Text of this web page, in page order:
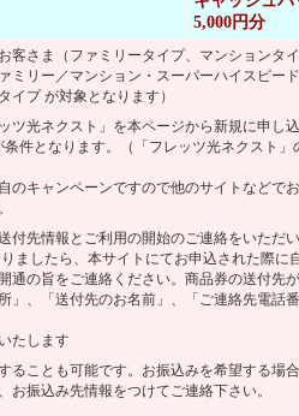
5,000円分
客さま（ファミリータイプ、マンションタ
ミリー／マンション・スーパーハイスピー
イプ が対象となります）
ツ光ネクスト」を本ページから新規に申し
件となります。（「フレッツ光ネクスト」
キャンペーンですので他のサイトなどで
付先情報とご利用の開始のご連絡をいただ
ましたら、本サイトにてお申込された際に
通の旨をご連絡ください。商品券の送付先
」、「送付先のお名前」、「ご連絡先電話
たします
ることも可能です。お振込みを希望する場
振込み先情報をつけてご連絡下さい。